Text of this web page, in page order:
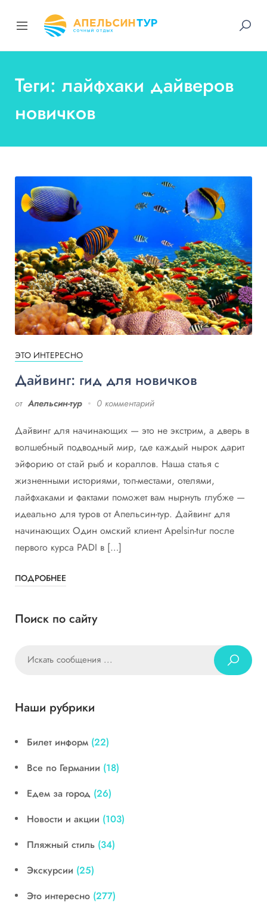
Теги: лайфхаки дайверов
новичков
ЭТО ИНТЕРЕСНО
Дайвинг: гид для новичков
от Апельсин-тур 0 комментарий
Дайвинг для начинающих — это не экстрим, а дверь в
волшебный подводный мир, где каждый нырок дарит
эйфорию от стай рыб и кораллов. Наша статья с
жизненными историями, топ-местами, отелями,
лайфхаками и фактами поможет вам нырнуть глубже —
идеально для туров от Апельсин-тур. Дайвинг для
начинающих Один омский клиент Apelsin-tur после
первого курса PADI в […]
ПОДРОБНЕЕ
Поиск по сайту
Наши рубрики
Билет информ (22)
Все по Германии (18)
Едем за город (26)
Новости и акции (103)
Пляжный стиль (34)
Экскурсии (25)
Это интересно (277)